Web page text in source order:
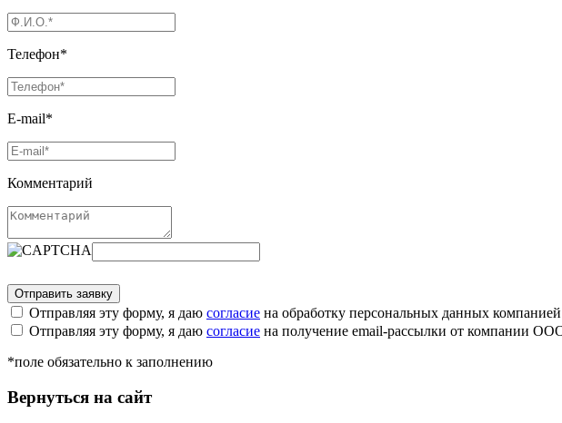
Телефон*
E-mail*
Комментарий
Отправляя эту форму, я даю согласие на обработку персональных данных
Отправляя эту форму, я даю согласие на получение email-рассылки от компании
*поле обязательно к заполнению
Вернуться на сайт